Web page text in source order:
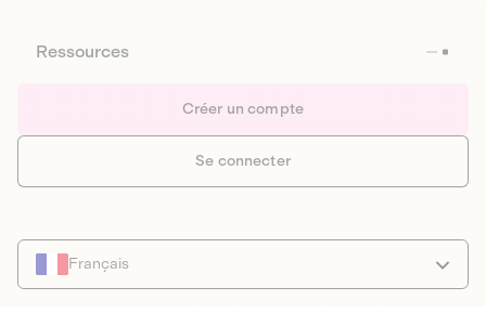
Ressources
Créer un compte
Se connecter
Français